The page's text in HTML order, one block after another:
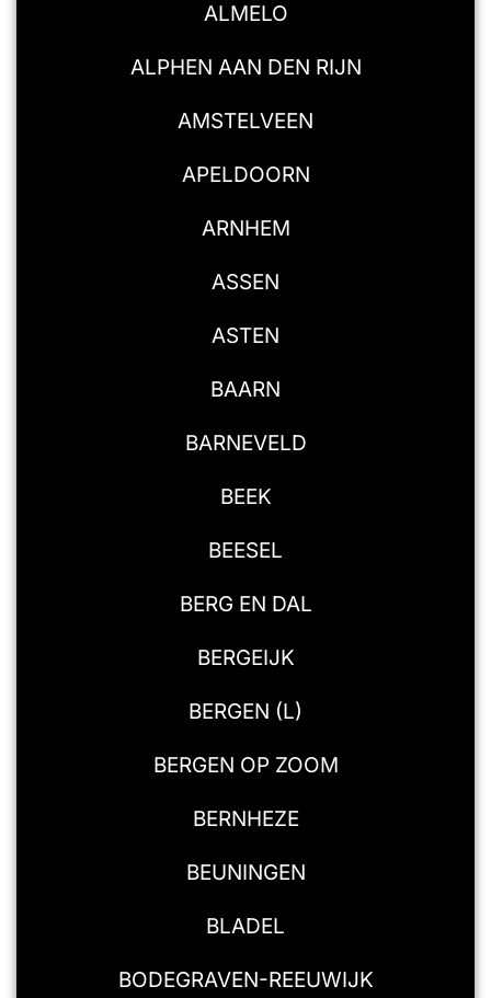
ALMELO
ALPHEN AAN DEN RIJN
AMSTELVEEN
APELDOORN
ARNHEM
ASSEN
ASTEN
BAARN
BARNEVELD
BEEK
BEESEL
BERG EN DAL
BERGEIJK
BERGEN (L)
BERGEN OP ZOOM
BERNHEZE
BEUNINGEN
BLADEL
BODEGRAVEN-REEUWIJK